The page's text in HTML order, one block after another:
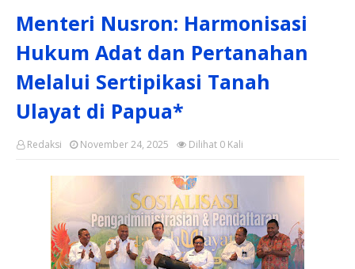
Menteri Nusron: Harmonisasi
Hukum Adat dan Pertanahan
Melalui Sertipikasi Tanah
Ulayat di Papua*
Redaksi Dilihat 0 Kali
November 24, 2025